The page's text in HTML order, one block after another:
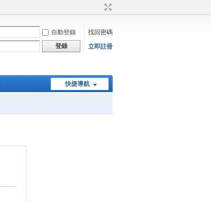
自動登錄
找回密碼
登錄 立即註冊
快捷導航